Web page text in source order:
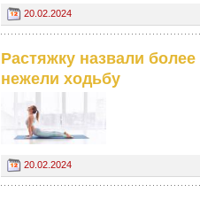
20.02.2024
Растяжку назвали
нежели ходьбу
20.02.2024